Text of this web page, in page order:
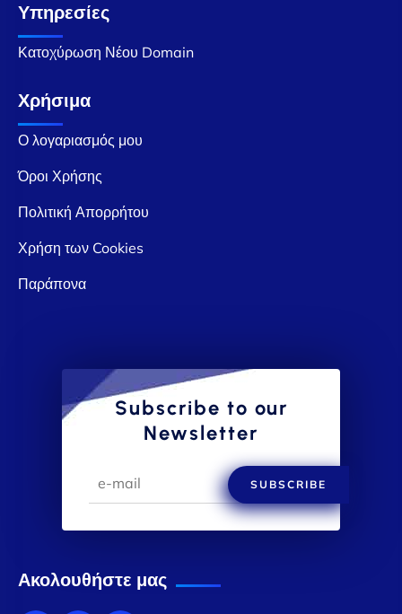
Υπηρεσίες
Κατοχύρωση Νέου Domain
Χρήσιμα
Ο λογαριασμός μου
Όροι Χρήσης
Πολιτική Απορρήτου
Χρήση των Cookies
Παράπονα
Subscribe to our
Newsletter
SUBSCRIBE
Ακολουθήστε μας